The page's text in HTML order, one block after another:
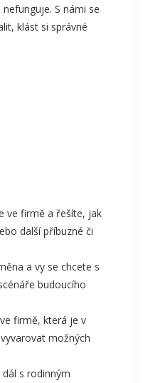
S námi se
klást si správné
ve firmě a řešíte, jak
další příbuzné či
a vy se chcete s
budoucího
firmě, která je v
možných
s rodinným